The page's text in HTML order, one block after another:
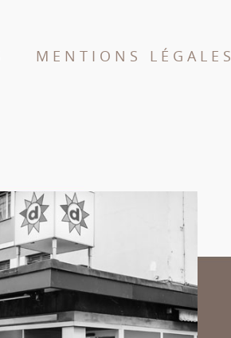
MENTIONS LÉGALES